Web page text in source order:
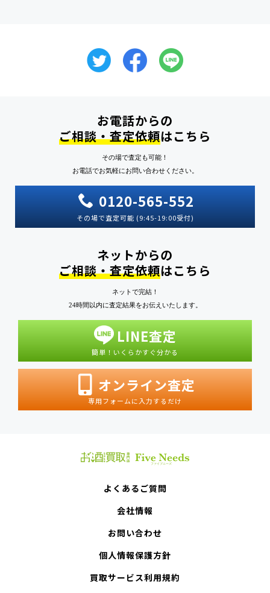
お電話からの
ご相談・査定依頼はこちら
その場で査定も可能！
お電話でお気軽にお問い合わせください。
0120-565-552
その場で査定可能 (9:45-19:00受付)
ネットからの
ご相談・査定依頼はこちら
ネットで完結！
24時間以内に査定結果をお伝えいたします。
LINE査定
簡単！いくらかすぐ分かる
オンライン査定
専用フォームに入力するだけ
よくあるご質問
会社情報
お問い合わせ
個人情報保護方針
買取サービス利用規約